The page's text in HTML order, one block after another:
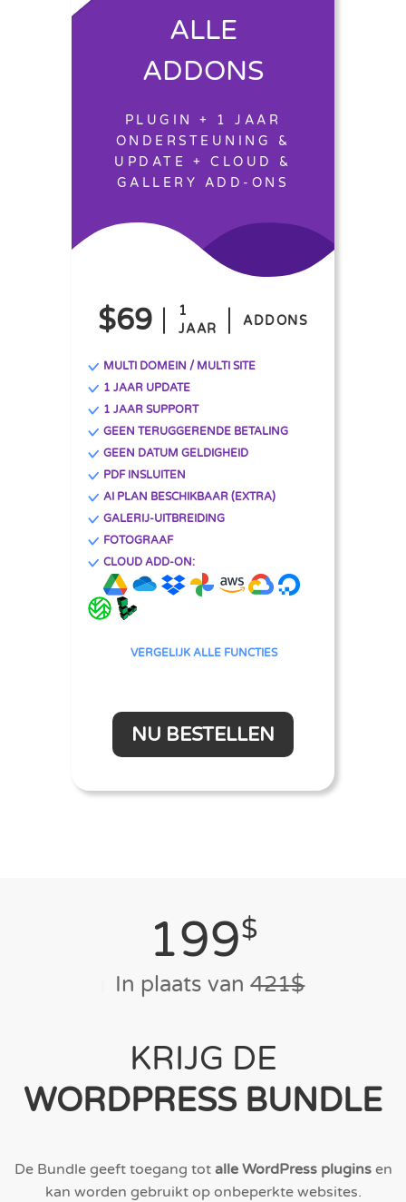
ALLE
ADDONS
PLUGIN + 1 JAAR
ONDERSTEUNING &
UPDATE + CLOUD &
GALLERY ADD-ONS
$69
1
JAAR
ADDONS
MULTI DOMEIN / MULTI SITE
1 JAAR UPDATE
1 JAAR SUPPORT
GEEN TERUGGERENDE BETALING
GEEN DATUM GELDIGHEID
PDF INSLUITEN
AI PLAN BESCHIKBAAR (EXTRA)
GALERIJ-UITBREIDING
FOTOGRAAF
CLOUD ADD-ON:
VERGELIJK ALLE FUNCTIES
NU BESTELLEN
199$
In plaats van421$
KRIJG DE
WORDPRESS BUNDLE
De Bundle geeft toegang totalle WordPress pluginsen
kan worden gebruikt op onbeperkte websites.